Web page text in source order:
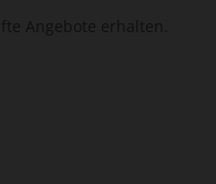
Angebote erhalten.